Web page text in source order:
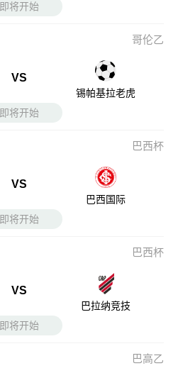
即将开始
哥伦乙
VS
锡帕基拉老虎
即将开始
巴西杯
VS
巴西国际
即将开始
巴西杯
VS
巴拉纳竞技
即将开始
巴高乙